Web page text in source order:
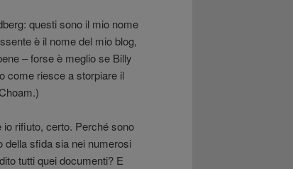
questi sono il mio nome
è il nome del mio blog,
– forse è meglio se Billy
come riesce a storpiare il
io rifiuto, certo. Perché sono
della sfida sia nei numerosi
tutti quei documenti? E